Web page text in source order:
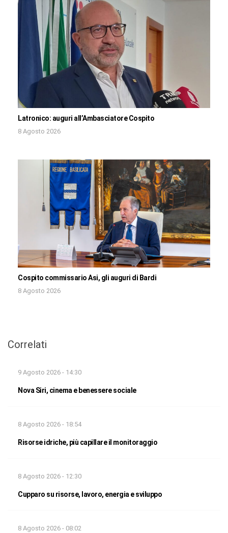
Latronico: auguri all’Ambasciatore Cospito
8 Agosto 2026
Cospito commissario Asi, gli auguri di Bardi
8 Agosto 2026
Correlati
9 Agosto 2026 - 14:30
Nova Siri, cinema e benessere sociale
8 Agosto 2026 - 18:54
Risorse idriche, più capillare il monitoraggio
8 Agosto 2026 - 12:30
Cupparo su risorse, lavoro, energia e sviluppo
8 Agosto 2026 - 08:02